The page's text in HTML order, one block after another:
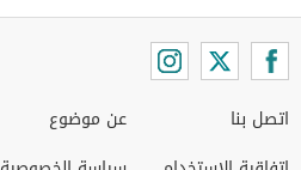
اتصل بنا
عن موضوع